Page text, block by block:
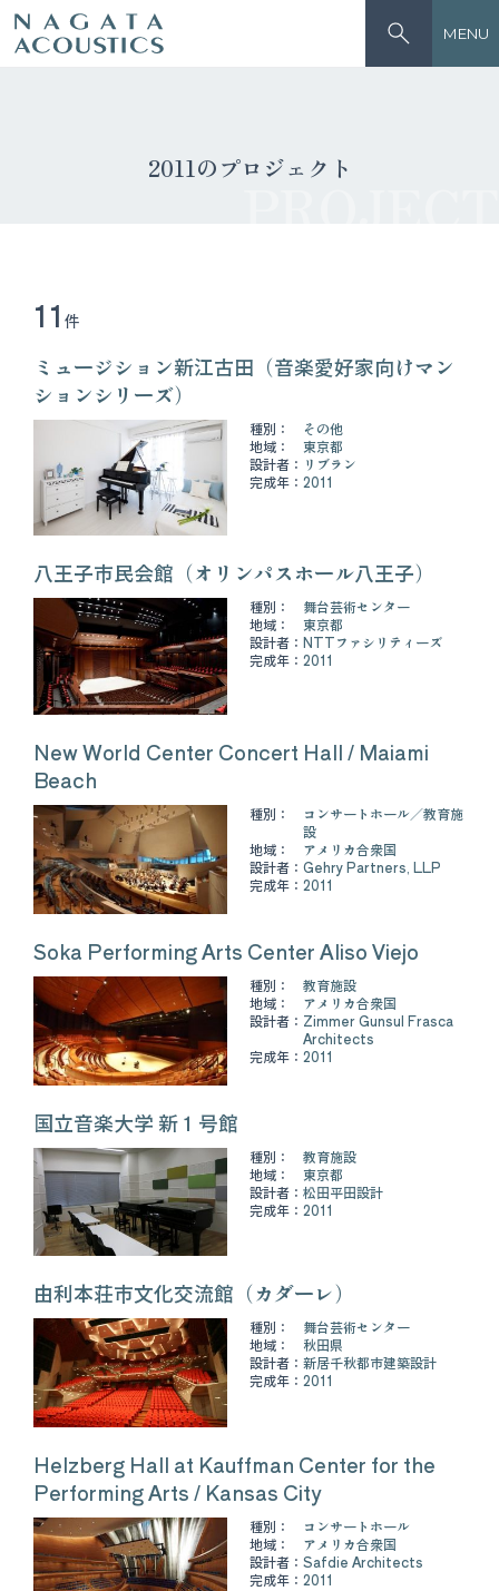
MENU
2011のプロジェクト
11 件
ミュージション新江古田（音楽愛好家向けマン
ションシリーズ）
種別：
その他
地域：
東京都
設計者： リブラン
完成年： 2011
八王子市民会館（オリンパスホール八王子）
種別：
舞台芸術センター
地域：
東京都
設計者： NTTファシリティーズ
完成年： 2011
New World Center Concert Hall / Maiami
Beach
種別： コンサートホール
教育施
設
地域：
アメリカ合衆国
設計者： Gehry Partners, LLP
完成年： 2011
Soka Performing Arts Center Aliso Viejo
種別：
教育施設
地域：
アメリカ合衆国
設計者： Zimmer Gunsul Frasca
Architects
完成年： 2011
国立音楽大学 新１号館
種別：
教育施設
地域：
東京都
設計者： 松田平田設計
完成年： 2011
由利本荘市文化交流館（カダーレ）
種別：
舞台芸術センター
地域：
秋田県
設計者： 新居千秋都市建築設計
完成年： 2011
Helzberg Hall at Kauffman Center for the
Performing Arts / Kansas City
種別：
コンサートホール
地域：
アメリカ合衆国
設計者： Safdie Architects
完成年： 2011